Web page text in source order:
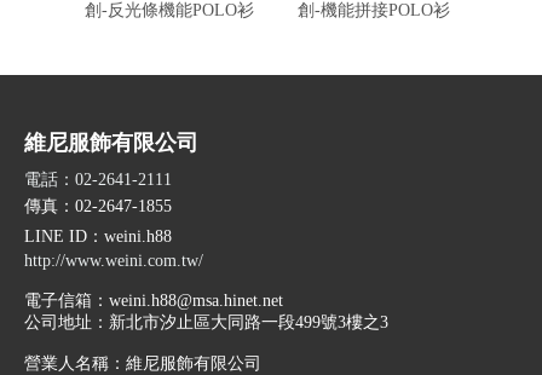
創-反光條機能POLO衫 創-機能拼接POLO衫
維尼服飾有限公司
電話：02-2641-2111
傳真：02-2647-1855
LINE ID ：weini.h88
http://www.weini.com.tw/
電子信箱： weini.h88@msa.hinet.net
公司地址： 新北市汐止區大同路一段499號3樓之3
營業人名稱：維尼服飾有限公司